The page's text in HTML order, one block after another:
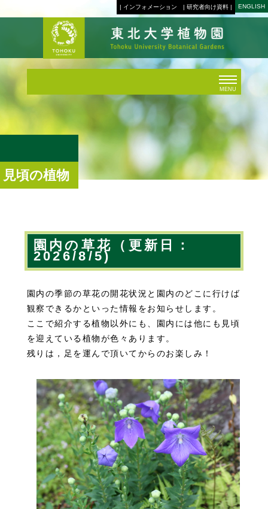
| インフォメーション | 研究者向け資料 | ENGLISH
MENU
見頃の植物
園内の草花（更新日：
2026/8/5)
園内の季節の草花の開花状況と園内のどこに行けば
観察できるかといった情報をお知らせします。
ここで紹介する植物以外にも、園内には他にも見頃
を迎えている植物が色々あります。
残りは，足を運んで頂いてからのお楽しみ！